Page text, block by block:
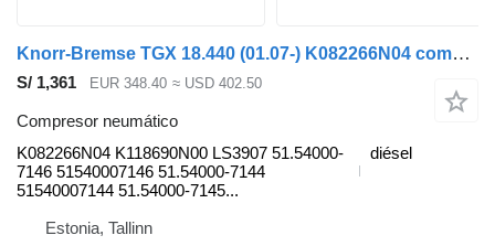
Knorr-Bremse TGX 18.440 (01.07-) K082266N04 compresor neumático para MAN TGL, TGM, TGS, TGX (2005-2021) cabeza tractora
S/ 1,361 EUR 348.40 ≈ USD 402.50
Compresor neumático
K082266N04 K118690N00 LS3907 51.54000-
7146 51540007146 51.54000-7144
51540007144 51.54000-7145...
diésel
Estonia, Tallinn